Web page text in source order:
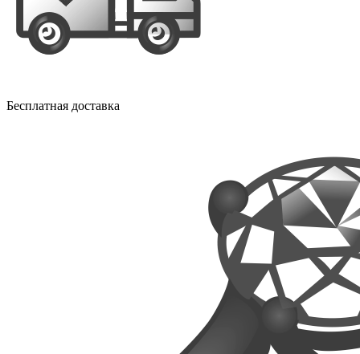
Бесплатная доставка